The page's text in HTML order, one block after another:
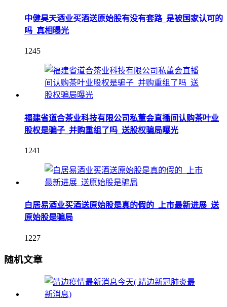
中健昊天酒业买酒送原始股有没有套路_是被国家认可的
吗_真相曝光
1245
福建省道合茶业科技有限公司私董会直播间认购茶叶业
股权是骗子_并购重组了吗_送股权骗局曝光
1241
白居易酒业买酒送原始股是真的假的_上市最新进展_送
原始股是骗局
1227
随机文章